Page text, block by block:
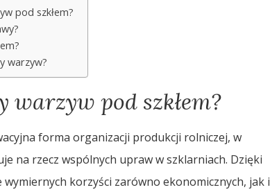
pod szkłem?
warzyw?
warzyw pod szkłem?
forma organizacji produkcji rolniczej, w
na rzecz wspólnych upraw w szklarniach. Dzięki
korzyści zarówno ekonomicznych, jak i